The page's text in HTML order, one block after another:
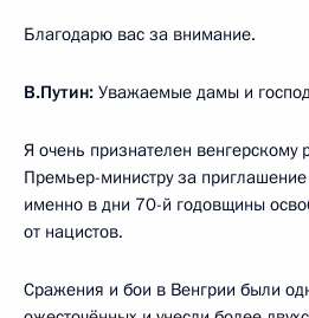
Благодарю вас за внимание.
В.Путин: Уважаемые дамы и
Я очень признателен венгерскому
Премьер-министру за
именно в дни 70-й годовщины
от нацистов.
Сражения и бои в Венгрии были